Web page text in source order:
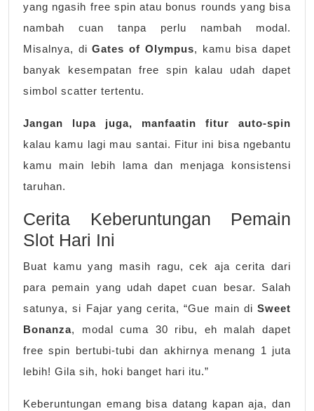
yang ngasih free spin atau bonus rounds yang bisa
nambah cuan tanpa perlu nambah modal.
Misalnya, diGates of Olympus, kamu bisa dapet
banyak kesempatan free spin kalau udah dapet
simbol scatter tertentu.
Jangan lupa juga, manfaatin fitur auto-spin
kalau kamu lagi mau santai. Fitur ini bisa ngebantu
kamu main lebih lama dan menjaga konsistensi
taruhan.
Cerita Keberuntungan Pemain
Slot Hari Ini
Buat kamu yang masih ragu, cek aja cerita dari
para pemain yang udah dapet cuan besar. Salah
satunya, si Fajar yang cerita, “Gue main di Sweet
Bonanza, modal cuma 30 ribu, eh malah dapet
free spin bertubi-tubi dan akhirnya menang 1 juta
lebih! Gila sih, hoki banget hari itu.”
Keberuntungan emang bisa datang kapan aja, dan